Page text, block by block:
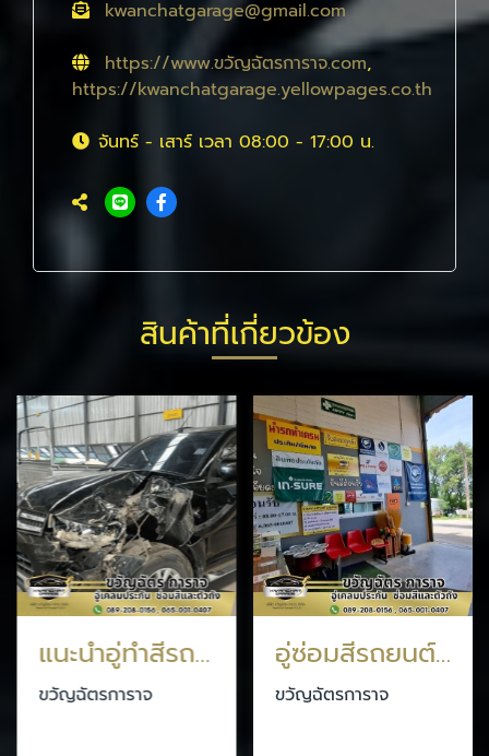
kwanchatgarage@gmail.com
https://www.ขวัญฉัตรการาจ.com,
https://kwanchatgarage.yellowpages.co.th
จันทร์ - เสาร์ เวลา 08:00 - 17:00 น.
สินค้าที่เกี่ยวข้อง
แนะนำอู่ทำสีรถยนต์ กรุงเทพประกันภัย
ขวัญฉัตรการาจ
อู่ซ่อมสีรถยนต์ กรุงเทพประกันภัย
ขวัญฉัตรการาจ